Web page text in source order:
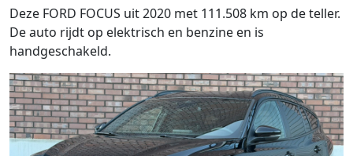
Deze FORD FOCUS uit 2020 met 111.508 km op de teller.
De auto rijdt op elektrisch en benzine en is
handgeschakeld.